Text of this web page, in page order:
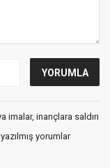
imalar, inançlara saldırı
yorumlar